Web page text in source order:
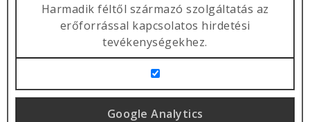
Harmadik féltől származó szolgáltatás az
erőforrással kapcsolatos hirdetési
tevékenységekhez.
Google Analytics